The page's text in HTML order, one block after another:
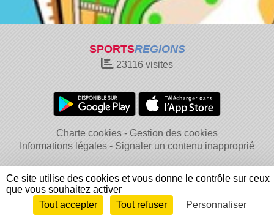
SPORTSREGIONS
23116 visites
Charte cookies
Gestion des cookies
Informations légales
Signaler un contenu inapproprié
Envie de participer ? Connexion
Ce site utilise des cookies et vous donne le contrôle sur ceux
que vous souhaitez activer
Tout accepter
Tout refuser Personnaliser